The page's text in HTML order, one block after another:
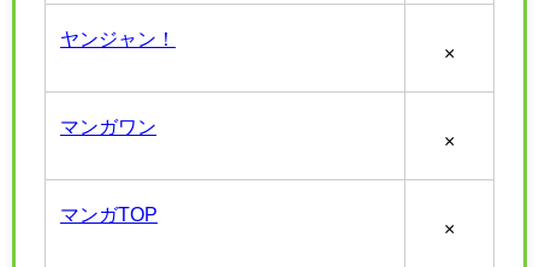
ヤンジャン！
×
マンガワン
×
マンガTOP
×